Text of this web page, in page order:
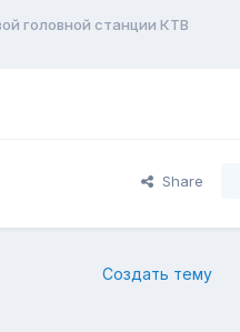
головной станции КТВ
Share
Создать тему